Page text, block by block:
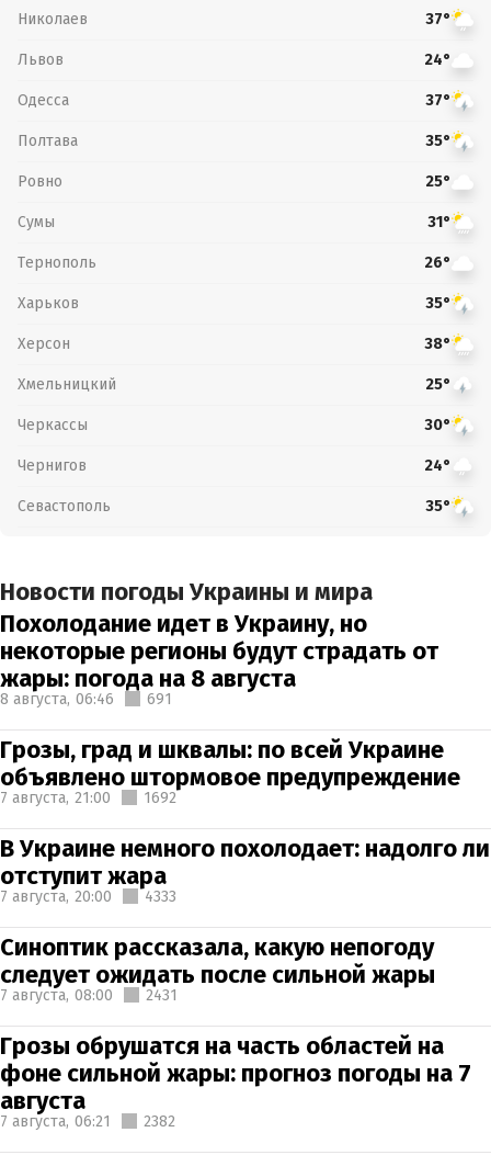
Николаев 37°
Львов 24°
Одесса 37°
Полтава 35°
Ровно 25°
Сумы 31°
Тернополь 26°
Харьков 35°
Херсон 38°
Хмельницкий 25°
Черкассы 30°
Чернигов 24°
Севастополь 35°
Новости погоды Украины и мира
Похолодание идет в Украину, но
некоторые регионы будут страдать от
жары: погода на 8 августа
8 августа, 06:46 691
Грозы, град и шквалы: по всей Украине
объявлено штормовое предупреждение
7 августа, 21:00 1692
В Украине немного похолодает: надолго ли
отступит жара
7 августа, 20:00 4333
Синоптик рассказала, какую непогоду
следует ожидать после сильной жары
7 августа, 08:00 2431
Грозы обрушатся на часть областей на
фоне сильной жары: прогноз погоды на 7
августа
7 августа, 06:21 2382